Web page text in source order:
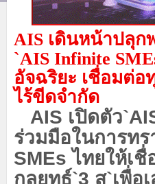
AIS เดินหน้าปลุก
`AIS Infinite
อัจฉริยะ เชื่อมต่อ
ไร้ขีดจำกัด
AIS เปิดตัว
ร่วมมือในการท
SMEsไทยให้เ
กลยุทธ์`3 ส`เพื่อ